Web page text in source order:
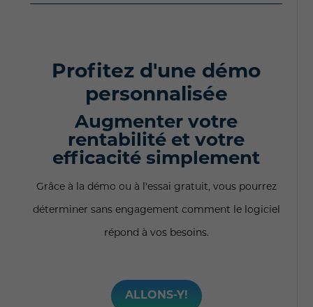
Profitez d'une démo
personnalisée
Augmenter votre
rentabilité et votre
efficacité simplement
Grâce à la démo ou à l'essai gratuit, vous pourrez
déterminer sans engagement comment le logiciel
répond à vos besoins.
ALLONS-Y!